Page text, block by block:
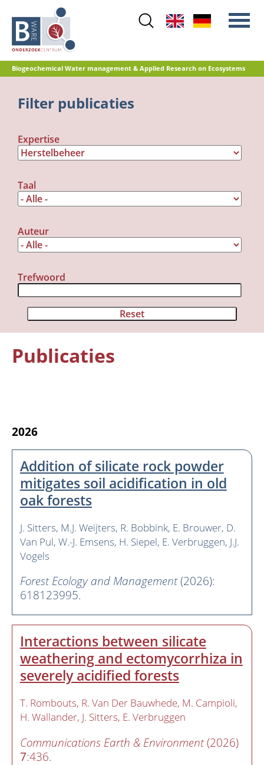
main
content
Biogeochemical Water management & Applied Research on Ecosystems
Main
menuStikstof
Herstelbeheer
Natuurontwikkeling
Veenoxidatie en broeikasgasemissies
Referentiedatabase GRIP
Medewerkers
Veld- en laboratoriumexperimenten
Veldwerkzaamheden
Filter publicaties
Expertise
Taal
Auteur
Trefwoord
Publicaties
2026
Addition of silicate rock powder
mitigates soil acidification in old
oak forests
J. Sitters M.J. Weijters R. Bobbink E. Brouwer D.
Van Pul W.-J. Emsens H. Siepel E. Verbruggen J.J.
Vogels
Forest Ecology and Management(2026):
618123995.
Interactions between silicate
weathering and ectomycorrhiza in
severely acidified forests
T. Rombouts R. Van Der Bauwhede M. Campioli
H. Wallander J. Sitters E. Verbruggen
Communications Earth & Environment(2026)
7:436.